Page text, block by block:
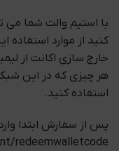
با استیم والت شما می
کنید از موارد
خارج سازی اکانت از
هر چیزی که در این
استفاده کنید.
پس از سفارش ابتدا
redeemwalletcode